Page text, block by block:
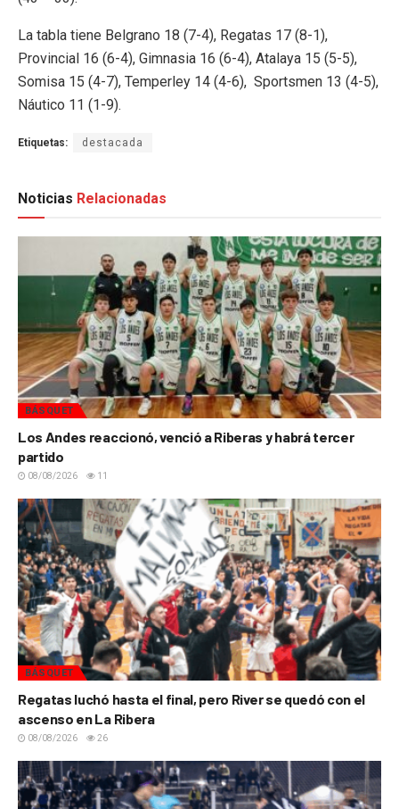
La tabla tiene Belgrano 18 (7-4), Regatas 17 (8-1),
Provincial 16 (6-4), Gimnasia 16 (6-4), Atalaya 15 (5-5),
Somisa 15 (4-7), Temperley 14 (4-6), Sportsmen 13 (4-5),
Náutico 11 (1-9).
Etiquetas: destacada
Noticias Relacionadas
BÁSQUET
Los Andes reaccionó, venció a Riberas y habrá tercer
partido
08/08/2026 11
BÁSQUET
Regatas luchó hasta el final, pero River se quedó con el
ascenso en La Ribera
08/08/2026 26